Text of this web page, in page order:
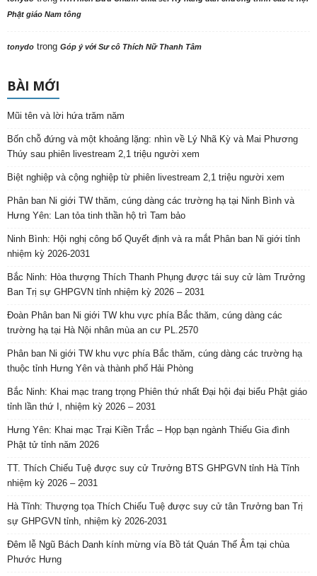
Phật giáo Nam tông
tonydo trong Góp ý với Sư cô Thích Nữ Thanh Tâm
BÀI MỚI
Mũi tên và lời hứa trăm năm
Bốn chỗ đứng và một khoảng lặng: nhìn về Lý Nhã Kỳ và Mai Phương
Thúy sau phiên livestream 2,1 triệu người xem
Biệt nghiệp và cộng nghiệp từ phiên livestream 2,1 triệu người xem
Phân ban Ni giới TW thăm, cúng dàng các trường hạ tại Ninh Bình và
Hưng Yên: Lan tỏa tinh thần hộ trì Tam bảo
Ninh Bình: Hội nghị công bố Quyết định và ra mắt Phân ban Ni giới tỉnh
nhiệm kỳ 2026-2031
Bắc Ninh: Hòa thượng Thích Thanh Phụng được tái suy cử làm Trưởng
Ban Trị sự GHPGVN tỉnh nhiệm kỳ 2026 – 2031
Đoàn Phân ban Ni giới TW khu vực phía Bắc thăm, cúng dàng các
trường hạ tại Hà Nội nhân mùa an cư PL.2570
Phân ban Ni giới TW khu vực phía Bắc thăm, cúng dàng các trường hạ
thuộc tỉnh Hưng Yên và thành phố Hải Phòng
Bắc Ninh: Khai mạc trang trọng Phiên thứ nhất Đại hội đại biểu Phật giáo
tỉnh lần thứ I, nhiệm kỳ 2026 – 2031
Hưng Yên: Khai mạc Trại Kiền Trắc – Họp bạn ngành Thiếu Gia đình
Phật tử tỉnh năm 2026
TT. Thích Chiếu Tuệ được suy cử Trưởng BTS GHPGVN tỉnh Hà Tĩnh
nhiệm kỳ 2026 – 2031
Hà Tĩnh: Thượng tọa Thích Chiếu Tuệ được suy cử tân Trưởng ban Trị
sự GHPGVN tỉnh, nhiệm kỳ 2026-2031
Đêm lễ Ngũ Bách Danh kính mừng vía Bồ tát Quán Thế Âm tại chùa
Phước Hưng